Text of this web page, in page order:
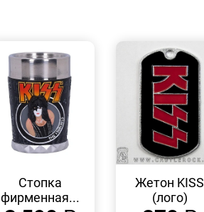
Стопка
фирменная...
ПРОСМОТР
Жетон KISS
(лого)